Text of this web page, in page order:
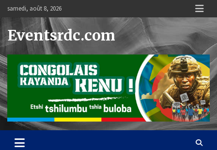
content
samedi, août 8, 2026
Eventsrdc.com